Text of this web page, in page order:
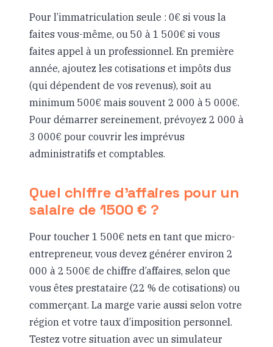
Pour l’immatriculation seule : 0€ si vous la
faites vous-même, ou 50 à 1 500€ si vous
faites appel à un professionnel. En première
année, ajoutez les cotisations et impôts dus
(qui dépendent de vos revenus), soit au
minimum 500€ mais souvent 2 000 à 5 000€.
Pour démarrer sereinement, prévoyez 2 000 à
3 000€ pour couvrir les imprévus
administratifs et comptables.
Quel chiffre d’affaires pour un
salaire de 1500 € ?
Pour toucher 1 500€ nets en tant que micro-
entrepreneur, vous devez générer environ 2
000 à 2 500€ de chiffre d’affaires, selon que
vous êtes prestataire (22 % de cotisations) ou
commerçant. La marge varie aussi selon votre
région et votre taux d’imposition personnel.
Testez votre situation avec un simulateur